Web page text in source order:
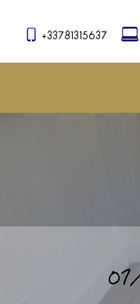
+33781315637